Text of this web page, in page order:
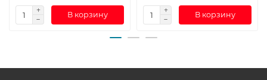
В корзину В корзину